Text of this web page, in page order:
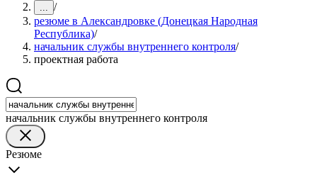
... /
резюме в Александровке (Донецкая Народная
Республика)/
начальник службы внутреннего контроля/
проектная работа
начальник службы внутреннего контроля
Резюме